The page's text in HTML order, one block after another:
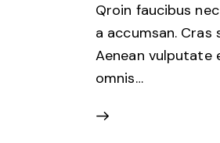
Qroin faucibus
a accumsan.
Aenean vulputate
omnis…